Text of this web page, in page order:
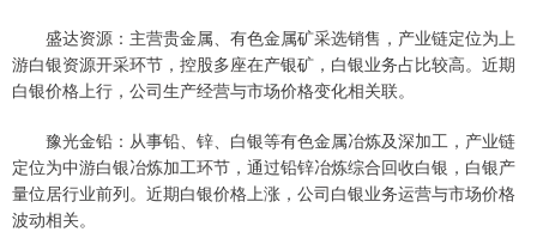
盛达资源：主营贵金属、有色金属矿采选销售，产业链定位为上
游白银资源开采环节，控股多座在产银矿，白银业务占比较高。近期
白银价格上行，公司生产经营与市场价格变化相关联。
豫光金铅：从事铅、锌、白银等有色金属冶炼及深加工，产业链
定位为中游白银冶炼加工环节，通过铅锌冶炼综合回收白银，白银产
量位居行业前列。近期白银价格上涨，公司白银业务运营与市场价格
波动相关。